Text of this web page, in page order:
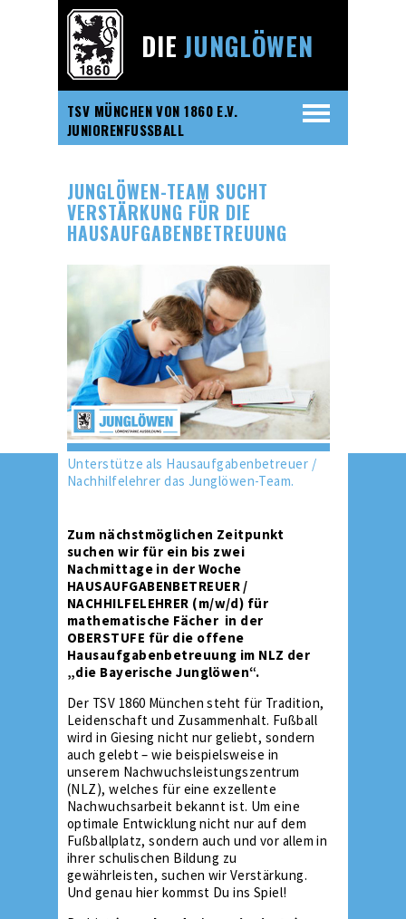
TSV MÜNCHEN VON 1860 E.V.
JUNIORENFUSSBALL
DIEJUNGLÖWEN
JUNGLÖWEN-TEAM SUCHT
VERSTÄRKUNG FÜR DIE
HAUSAUFGABENBETREUUNG
Unterstütze als Hausaufgabenbetreuer /
Nachhilfelehrer das Junglöwen-Team.
Zum nächstmöglichen Zeitpunkt
suchen wir für ein bis zwei
Nachmittage in der Woche
HAUSAUFGABENBETREUER /
NACHHILFELEHRER (m/w/d) für
mathematische Fächer in der
OBERSTUFE für die offene
Hausaufgabenbetreuung im NLZ der
„die Bayerische Junglöwen“.
Der TSV 1860 München steht für Tradition,
Leidenschaft und Zusammenhalt. Fußball
wird in Giesing nicht nur geliebt, sondern
auch gelebt – wie beispielsweise in
unserem Nachwuchsleistungszentrum
(NLZ), welches für eine exzellente
Nachwuchsarbeit bekannt ist. Um eine
optimale Entwicklung nicht nur auf dem
Fußballplatz, sondern auch und vor allem in
ihrer schulischen Bildung zu
gewährleisten, suchen wir Verstärkung.
Und genau hier kommst Du ins Spiel!